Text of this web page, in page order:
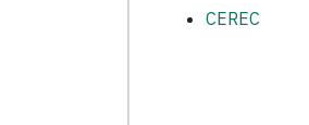
CEREC